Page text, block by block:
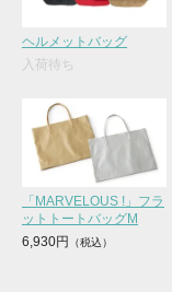
ヘルメットバッグ
入荷待ち
「MARVELOUS !」フラ
ットトートバッグM
6,930円